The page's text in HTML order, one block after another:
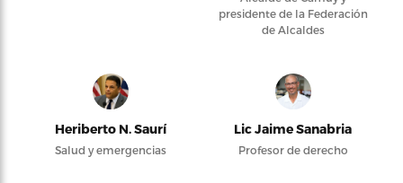
presidente de la Federación
de Alcaldes
Heriberto N. Saurí
Salud y emergencias
Lic Jaime Sanabria
Profesor de derecho